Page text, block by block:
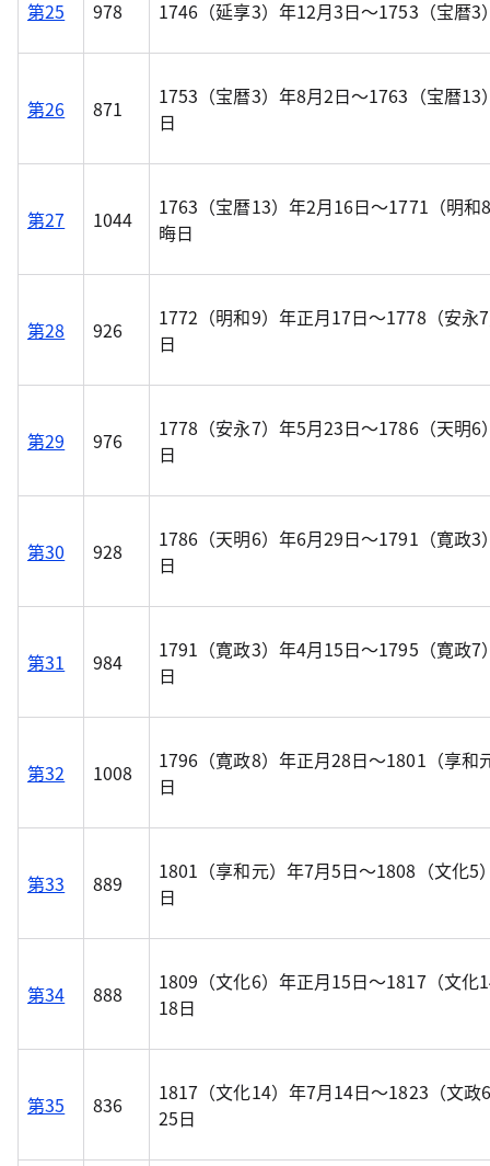
第25 978 1746（延享3）年12月3日～1753（宝暦3
第26 871
1753（宝暦3）年8月2日～1763（宝暦13
日
第27 1044
1763（宝暦13）年2月16日～1771（明和
晦日
第28 926
1772（明和9）年正月17日～1778（安永
日
第29 976
1778（安永7）年5月23日～1786（天明6
日
第30 928
1786（天明6）年6月29日～1791（寛政3
日
第31 984
1791（寛政3）年4月15日～1795（寛政7
日
第32 1008
1796（寛政8）年正月28日～1801（享和
日
第33 889
1801（享和元）年7月5日～1808（文化5
日
第34 888
1809（文化6）年正月15日～1817（文化
18日
第35 836
1817（文化14）年7月14日～1823（文政
25日